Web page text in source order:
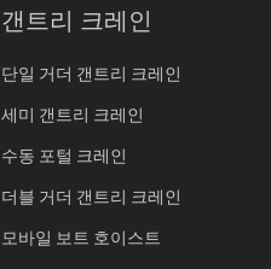
갠트리 크레인
단일 거더 갠트리 크레인
세미 갠트리 크레인
수동 포털 크레인
더블 거더 갠트리 크레인
모바일 보트 호이스트